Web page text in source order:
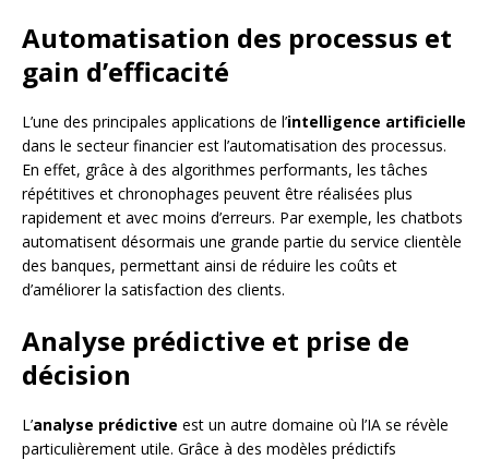
Automatisation des processus et
gain d’efficacité
L’une des principales applications de l’intelligence artificielle
dans le secteur financier est l’automatisation des processus.
En effet, grâce à des algorithmes performants, les tâches
répétitives et chronophages peuvent être réalisées plus
rapidement et avec moins d’erreurs. Par exemple, les chatbots
automatisent désormais une grande partie du service clientèle
des banques, permettant ainsi de réduire les coûts et
d’améliorer la satisfaction des clients.
Analyse prédictive et prise de
décision
L’analyse prédictive est un autre domaine où l’IA se révèle
particulièrement utile. Grâce à des modèles prédictifs